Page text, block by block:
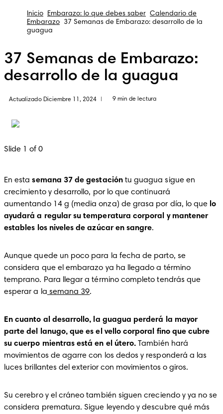
Inicio Embarazo: lo que debes saber Calendario de
Embarazo
37 Semanas de Embarazo: desarrollo de la
guagua
37 Semanas de Embarazo:
desarrollo de la guagua
Actualizado Diciembre 11, 2024 9 min de lectura
Slide 1 of 0
En esta semana 37 de gestación tu guagua sigue en
crecimiento y desarrollo, por lo que continuará
aumentando 14 g (media onza) de grasa por día, lo que lo
ayudará a regular su temperatura corporal y mantener
estables los niveles de azúcar en sangre.
Aunque quede un poco para la fecha de parto, se
considera que el embarazo ya ha llegado a término
temprano. Para llegar a término completo tendrás que
esperar a la semana 39.
En cuanto al desarrollo, la guagua perderá la mayor
parte del lanugo, que es el vello corporal fino que cubre
su cuerpo mientras está en el útero. También hará
movimientos de agarre con los dedos y responderá a las
luces brillantes del exterior con movimientos o giros.
Su cerebro y el cráneo también siguen creciendo y ya no se
considera prematura. Sigue leyendo y descubre qué más